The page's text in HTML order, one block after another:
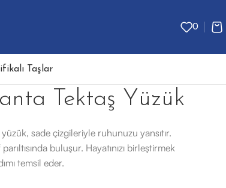
0
Taşlar
Tektaş Yüzük
sade çizgileriyle ruhunuzu yansıtır.
buluşur. Hayatınızı birleştirmek
temsil eder.